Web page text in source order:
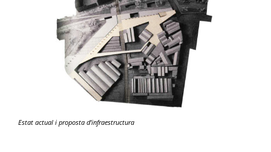
Estat actual i proposta d’infraestructura